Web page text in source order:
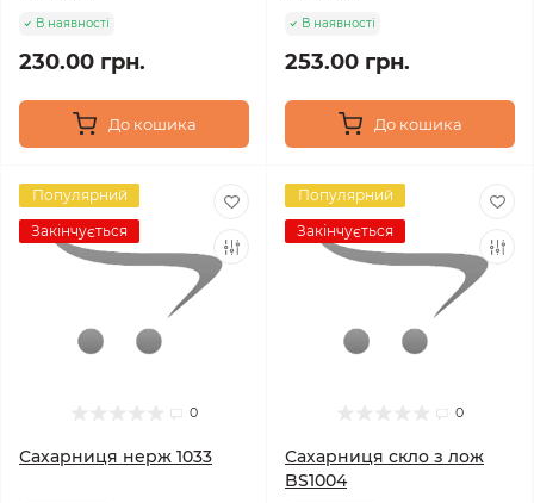
В наявності
230.00 грн.
До кошика
В наявності
253.00 грн.
До кошика
Популярний
Закінчується
0
Сахарниця нерж 1033
Популярний
Закінчується
0
Сахарниця скло з лож
BS1004